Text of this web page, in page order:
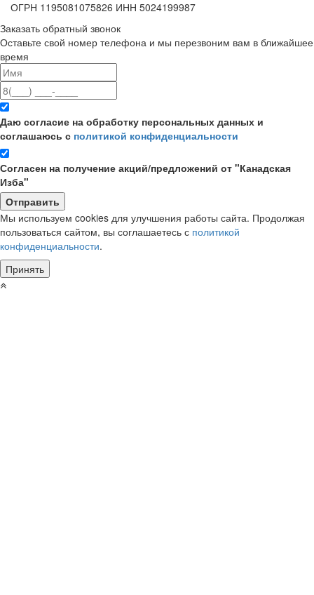
ОГРН 1195081075826 ИНН 5024199987
Заказать обратный звонок
Оставьте свой номер телефона и мы перезвоним вам в ближайшее
время
Даю согласие на обработку персональных данных и
соглашаюсь с политикой конфиденциальности
Согласен на получение акций/предложений от "Канадская
Изба"
Мы используем cookies для улучшения работы сайта. Продолжая
пользоваться сайтом, вы соглашаетесь с политикой
конфиденциальности.
Принять